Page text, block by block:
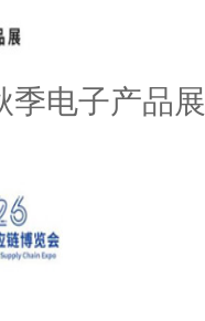
季电子产品展